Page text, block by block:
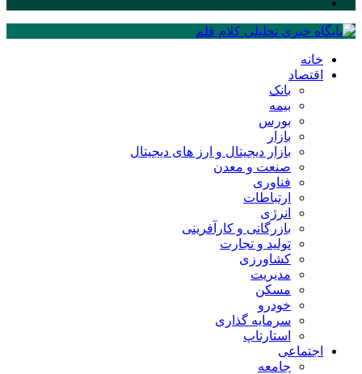
خانه
اقتصاد
بانک
بیمه
بورس
بازار
بازار دیجیتال و ارز های دیجیتال
صنعت و معدن
فناوری
ارتباطات
انرژی
بازرگانی و کارآفرینی
تولید و تجارت
کشاورزی
مدیریت
مسکن
خودرو
سرمایه گذاری
استارتاپ
اجتماعی
جامعه